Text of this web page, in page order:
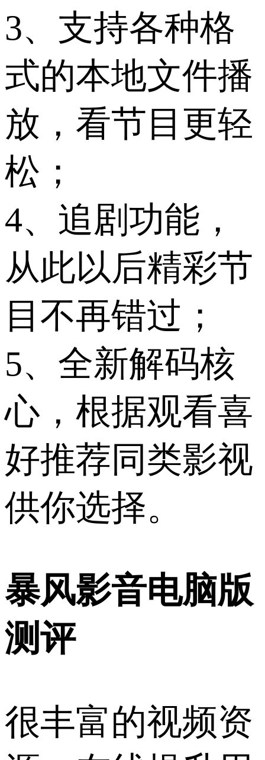
3、支持各种格
式的本地文件播
放，看节目更轻
松；
4、追剧功能，
从此以后精彩节
目不再错过；
5、全新解码核
心，根据观看喜
好推荐同类影视
供你选择。
暴风影音电脑版
测评
很丰富的视频资